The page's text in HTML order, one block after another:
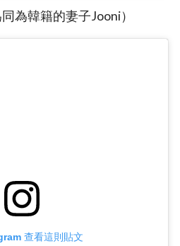
為韓籍的妻子Jooni）
查看這則貼文